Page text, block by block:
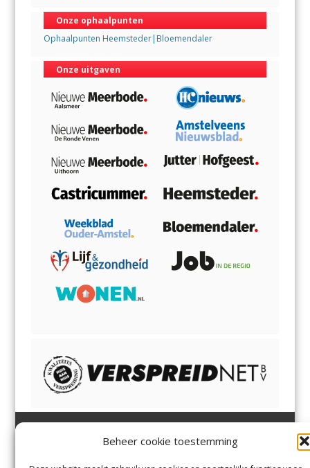
Beheer cookie toestemming
Onze ophaalpunten
Ophaalpunten Heemsteder|Bloemendaler
Onze uitgaven